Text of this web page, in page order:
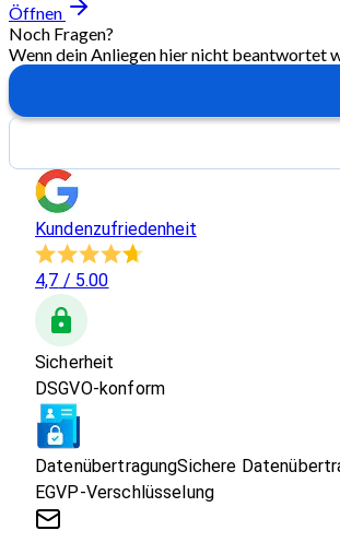
Öffnen
Noch Fragen?
Wenn dein Anliegen hier nicht beantwortet
Kundenzufriedenheit
4,7 / 5.00
Sicherheit
DSGVO-konform
DatenübertragungSichere
EGVP-Verschlüsselung